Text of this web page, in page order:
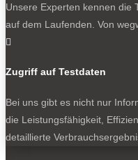
Unsere Experten kennen die
auf dem Laufenden. Von

Zugriff auf Testdaten
Bei uns gibt es nicht nur
die Leistungsfähigkeit,
detaillierte